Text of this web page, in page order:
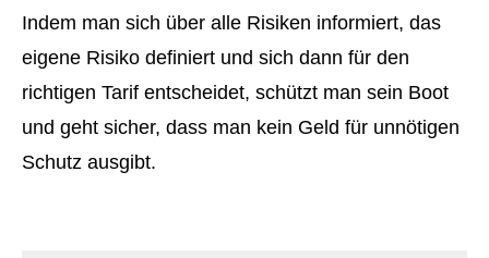
Indem man sich über alle Risiken informiert, das
eigene Risiko definiert und sich dann für den
richtigen Tarif entscheidet, schützt man sein Boot
und geht sicher, dass man kein Geld für unnötigen
Schutz ausgibt.